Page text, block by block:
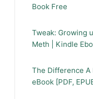
Book Free
Tweak: Growing
Meth | Kindle
The Difference A
eBook [PDF,